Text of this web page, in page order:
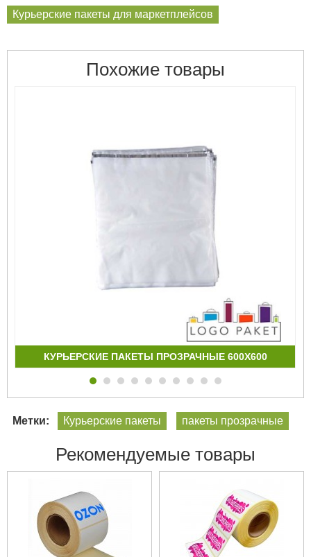
Курьерские пакеты для маркетплейсов
Похожие товары
КУРЬЕРСКИЕ ПАКЕТЫ ПРОЗРАЧНЫЕ 600Х600
Метки: Курьерские пакеты пакеты прозрачные
Рекомендуемые товары